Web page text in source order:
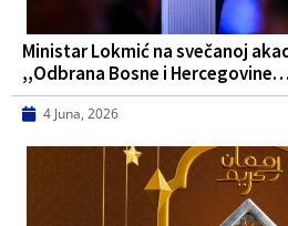
Ministar Lokmić na svečanoj
,,Odbrana Bosne i Hercegovine…
4 Juna, 2026